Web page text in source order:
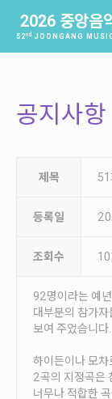
2026 중앙음
52nd JOONGANG
소개
역사
역대수상자
과제곡 및 요강
참가신청 및
참가신청확
본선진출자 및
안내
공지사항
제목
등록일
조회수
92명이라는 예
대부분의 참가
보여 주었습니다.
하이든이나 모
2곡의 지정곡은
너무나 적합한